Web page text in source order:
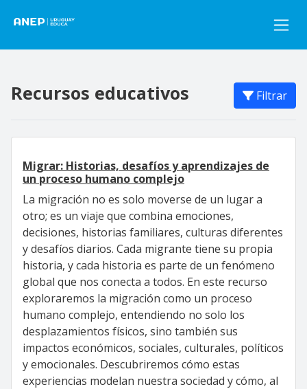
Recursos educativos Filtrar
Migrar: Historias, desafíos y aprendizajes de
un proceso humano complejo
La migración no es solo moverse de un lugar a
otro; es un viaje que combina emociones,
decisiones, historias familiares, culturas diferentes
y desafíos diarios. Cada migrante tiene su propia
historia, y cada historia es parte de un fenómeno
global que nos conecta a todos. En este recurso
exploraremos la migración como un proceso
humano complejo, entendiendo no solo los
desplazamientos físicos, sino también sus
impactos económicos, sociales, culturales, políticos
y emocionales. Descubriremos cómo estas
experiencias modelan nuestra sociedad y cómo, al